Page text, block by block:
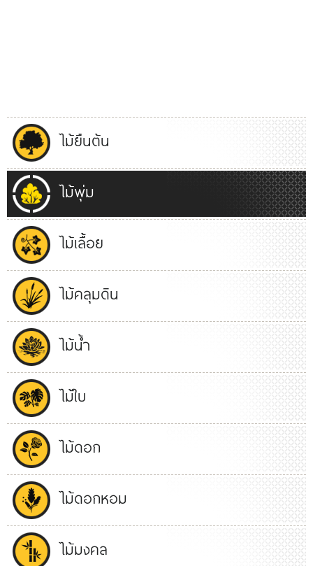
ไม้ยืนต้น
ไม้พุ่ม
ไม้เลื้อย
ไม้คลุมดิน
ไม้น้ำ
ไม้ใบ
ไม้ดอก
ไม้ดอกหอม
ไม้มงคล